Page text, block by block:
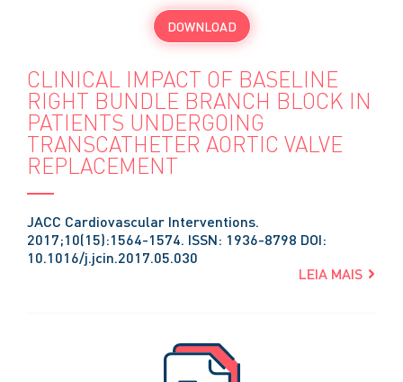
DOWNLOAD
CLINICAL IMPACT OF BASELINE
RIGHT BUNDLE BRANCH BLOCK IN
PATIENTS UNDERGOING
TRANSCATHETER AORTIC VALVE
REPLACEMENT
JACC Cardiovascular Interventions.
2017;10(15):1564-1574. ISSN: 1936-8798 DOI:
10.1016/j.jcin.2017.05.030
LEIA MAIS